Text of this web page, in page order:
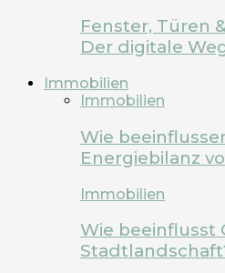
Fenster, Türen
Der digitale
Immobilien
Immobilien
Wie
Energiebilanz
Immobilien
Wie beeinflusst